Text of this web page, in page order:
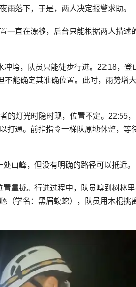
雨落下，于是，两人决定报警求助。
一直在漂移，后台只能根据两人描述
垮，队员只能徒步行进。22:18，登
能确定其准确位置。此时，雨势增
的灯光时隐时现，位置不定。22:55
打通。前指指令一梯队原地休整，等
山峰，但没有明确的路径可以抵近。
靠拢。行进过程中，队员嗅到树林
（学名：黑眉蝮蛇），队员用木棍挑